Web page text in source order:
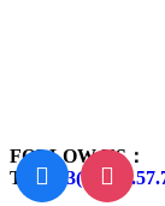
FOLLOW US：
Tel: